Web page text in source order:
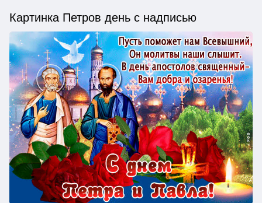
Картинка Петров день с надписью